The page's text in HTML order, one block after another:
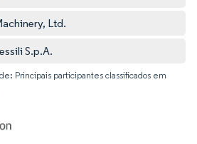
Ltd.
S.p.A.
Principais participantes classificados em